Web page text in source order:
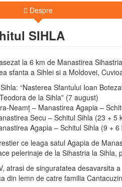
Despre
SIHLA
la 6 km de Manastirea
sfanta a Sihlei si a Moldovei,
“Nasterea Sfantului Ioan
de la Sihla” (7 august)
Neamţ – Manastirea Agapia –
Secu – Schitul Sihla (23 + 5
Agapia – Schitul Sihla (9 + 6
ce leaga satul Agapia de
pelerinaje de la Sihastria la
atrasi de singuratatea desavarsita
din lemn de catre familia